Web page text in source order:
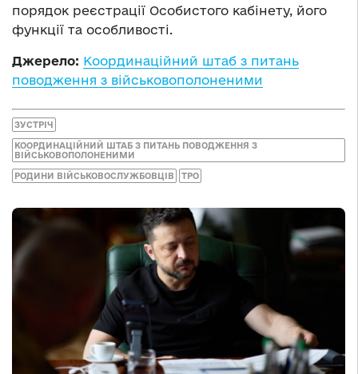
порядок реєстрації Особистого кабінету, його
функції та особливості.
Джерело: Координаційний штаб з питань
поводження з військовополоненими
ЗУСТРІЧ
КООРДИНАЦІЙНИЙ ШТАБ З ПИТАНЬ ПОВОДЖЕННЯ З
ВІЙСЬКОВОПОЛОНЕНИМИ
РОДИНИ ВІЙСЬКОВОСЛУЖБОВЦІВ ТРО